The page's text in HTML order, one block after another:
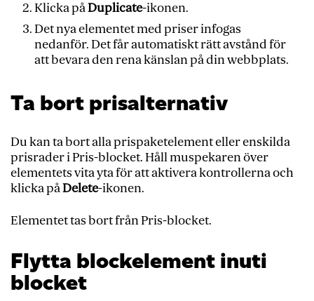
Klicka påDuplicate-ikonen.
Det nya elementet med priser infogas
nedanför. Det får automatiskt rätt avstånd för
att bevara den rena känslan på din webbplats.
Ta bort prisalternativ
Du kan ta bort alla prispaketelement eller enskilda
prisrader i Pris-blocket. Håll muspekaren över
elementets vita yta för att aktivera kontrollerna och
klicka påDelete-ikonen.
Elementet tas bort från Pris-blocket.
Flytta blockelement inuti
blocket